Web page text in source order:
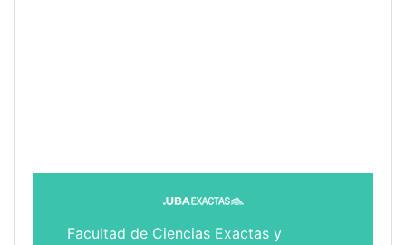
Facultad de Ciencias Exactas y